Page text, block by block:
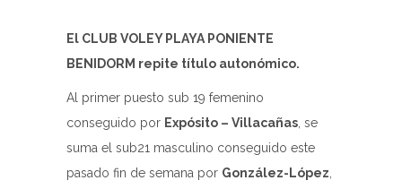
El CLUB VOLEY PLAYA PONIENTE
BENIDORM repite título autonómico.
Al primer puesto sub 19 femenino
conseguido por Expósito – Villacañas , se
suma el sub21 masculino conseguido este
pasado fin de semana por González-López